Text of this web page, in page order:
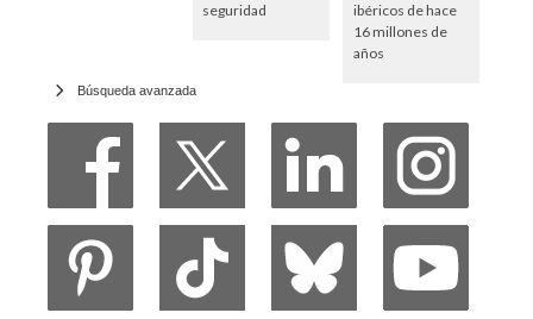
seguridad
ibéricos de hace
16 millones de
años
Búsqueda avanzada